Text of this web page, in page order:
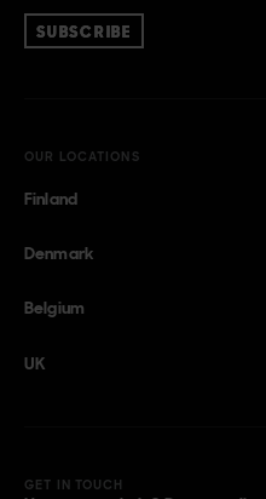
SUBSCRIBE
OUR LOCATIONS
Finland
Denmark
Belgium
UK
GET IN TOUCH